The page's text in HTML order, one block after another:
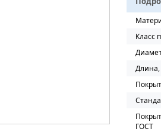
Класс
Длина,
ГОСТ